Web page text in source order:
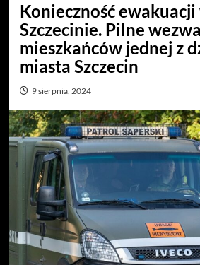
Konieczność ewakuacji
Szczecinie. Pilne
mieszkańców jednej z
miasta Szczecin
9 sierpnia, 2024